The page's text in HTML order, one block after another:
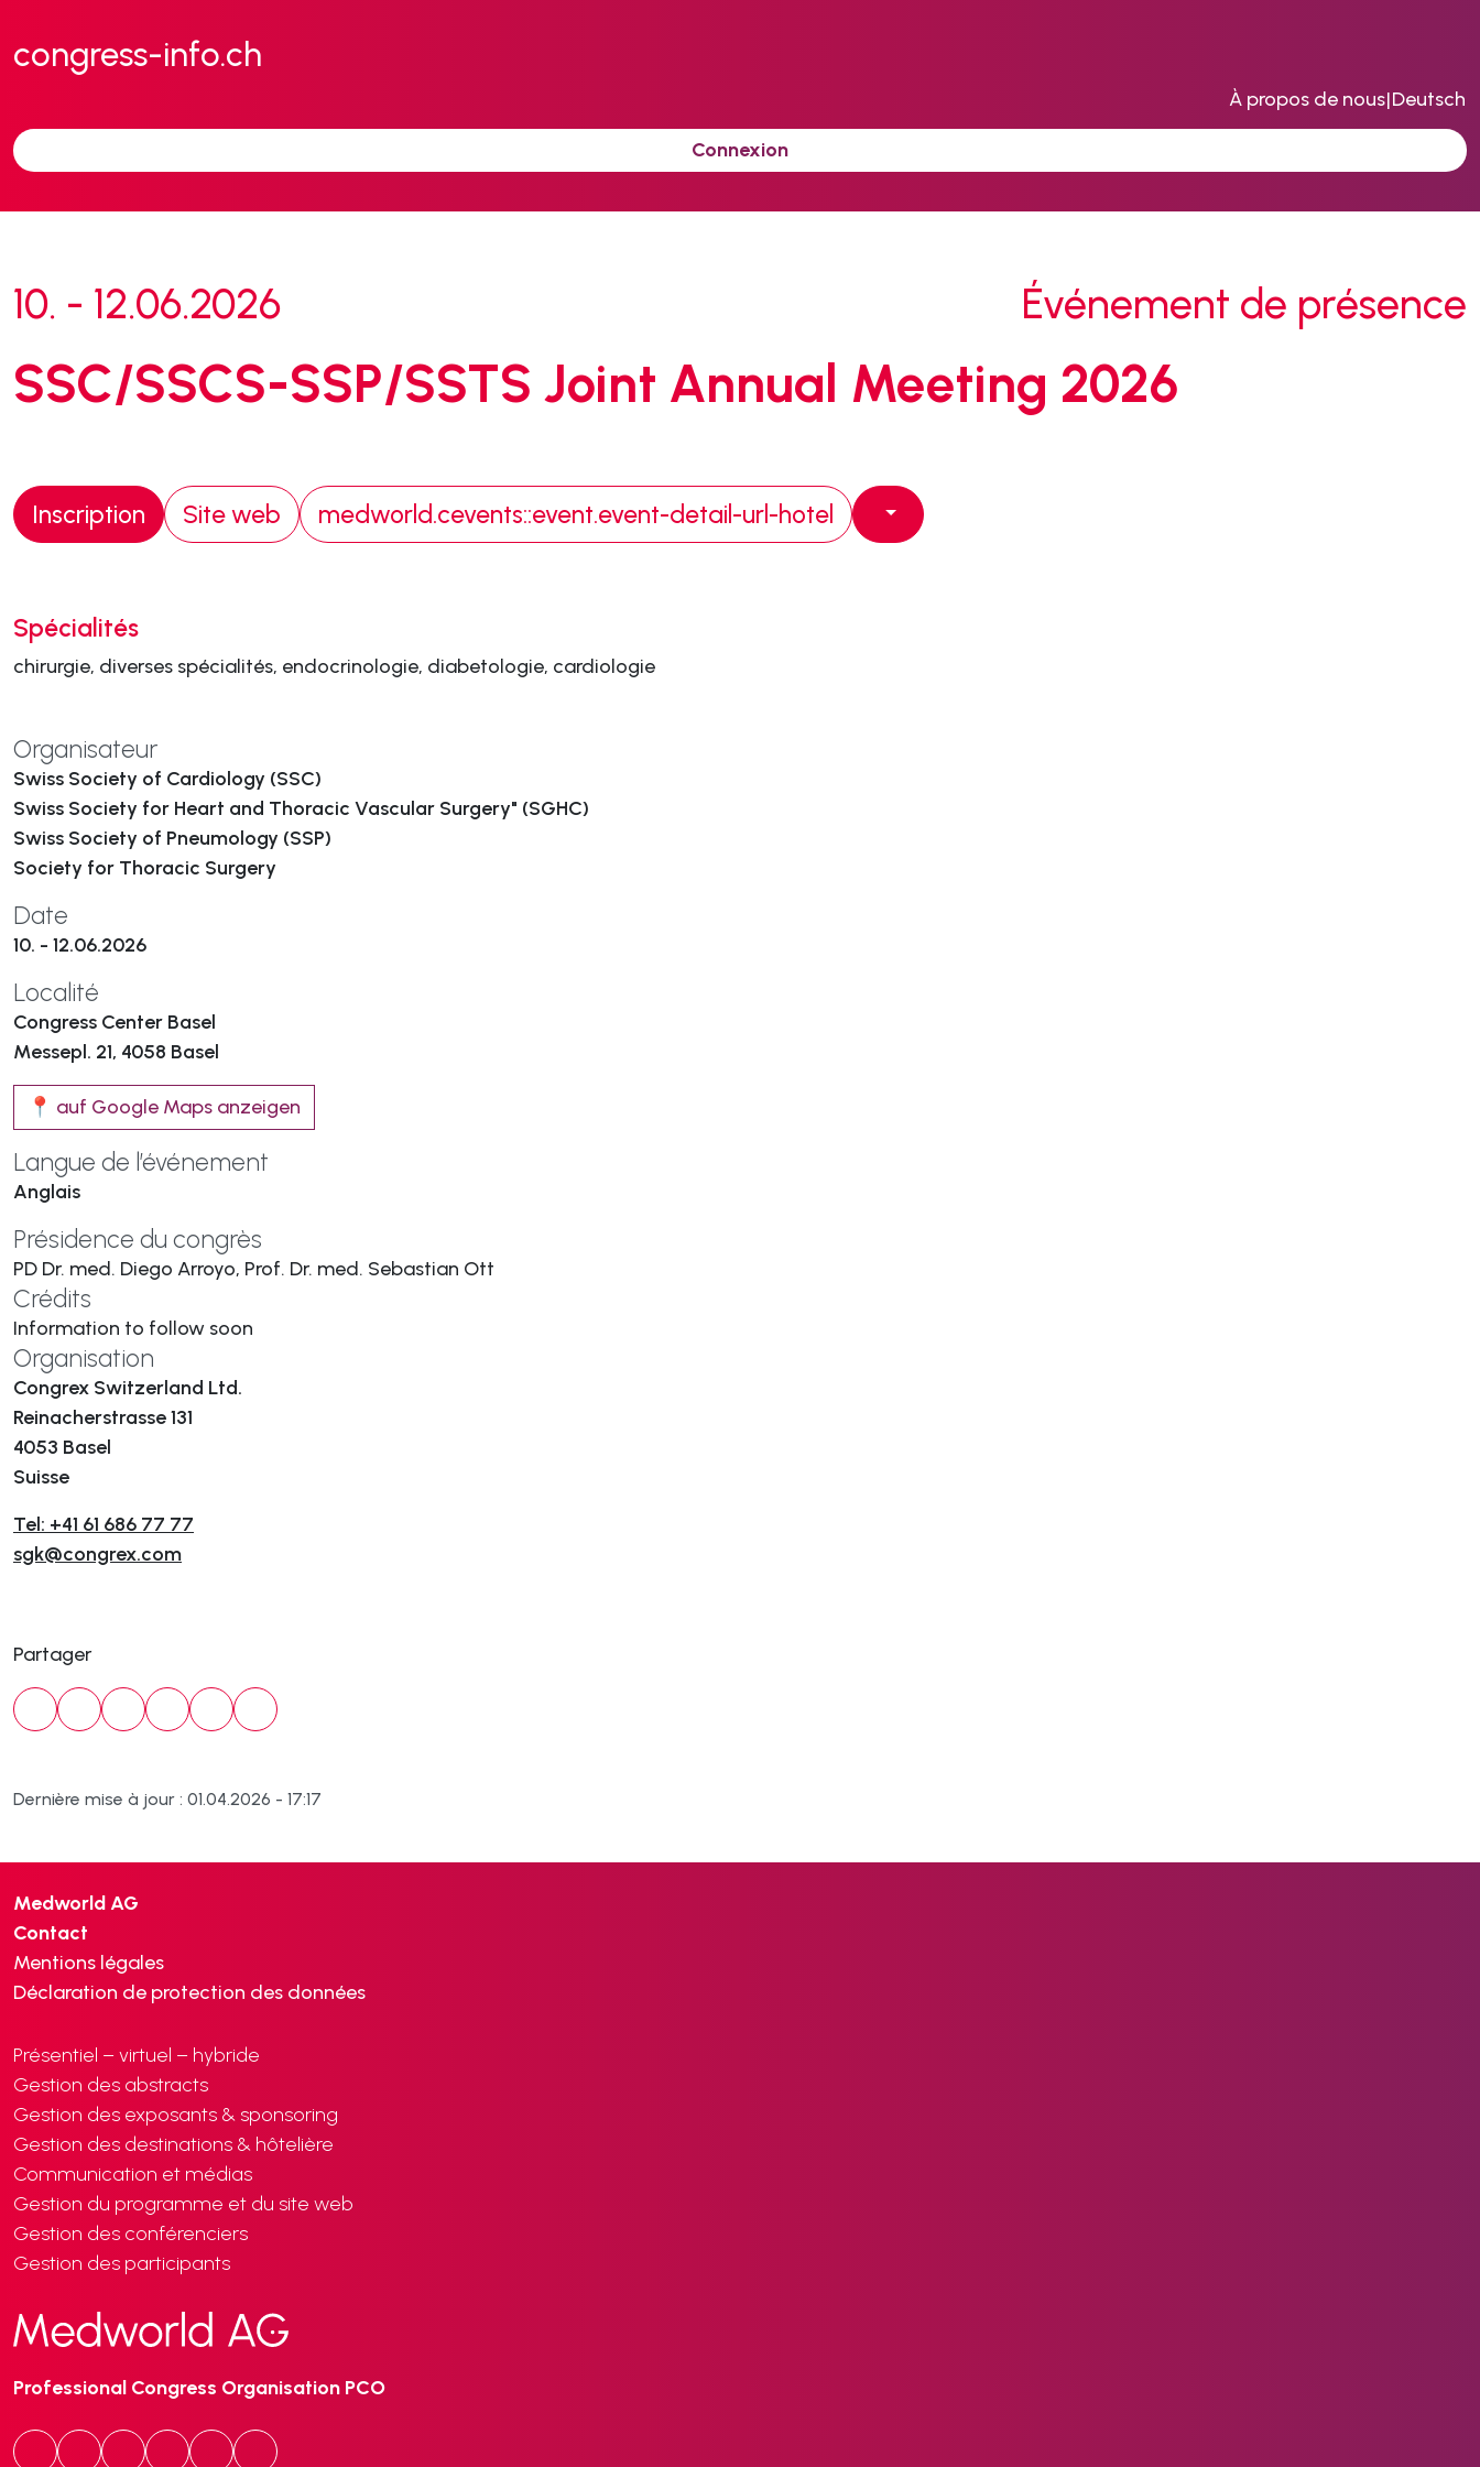
congress-info.ch
À propos de nous|Deutsch
Connexion
10. - 12.06.2026 Événement de présence
SSC/SSCS-SSP/SSTS Joint Annual Meeting 2026
Inscription Site web medworld.cevents::event.event-detail-url-hotel
Spécialités
chirurgie, diverses spécialités, endocrinologie, diabetologie, cardiologie
Organisateur
Swiss Society of Cardiology (SSC)
Swiss Society for Heart and Thoracic Vascular Surgery" (SGHC)
Swiss Society of Pneumology (SSP)
Society for Thoracic Surgery
Date
10. - 12.06.2026
Localité
Congress Center Basel
Messepl. 21, 4058 Basel
📍 auf Google Maps anzeigen
Langue de l’événement
Anglais
Présidence du congrès
PD Dr. med. Diego Arroyo, Prof. Dr. med. Sebastian Ott
Crédits
Information to follow soon
Organisation
Congrex Switzerland Ltd.
Reinacherstrasse 131
4053 Basel
Suisse
Tel: +41 61 686 77 77
sgk@congrex.com
Partager
Dernière mise à jour : 01.04.2026 - 17:17
Medworld AG
Contact
Mentions légales
Déclaration de protection des données
Professional Congress Organisation PCO
Présentiel – virtuel – hybride
Gestion des abstracts
Gestion des exposants & sponsoring
Gestion des destinations & hôtelière
Communication et médias
Gestion du programme et du site web
Gestion des conférenciers
Gestion des participants